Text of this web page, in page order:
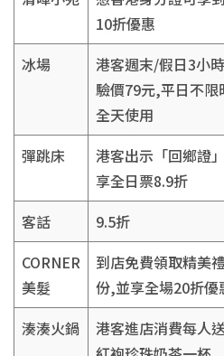
10折優惠
冰場
港客週末/假日3小
驗價79元,平日不限
全天使用
彈跳床
港客出示「回鄉證
享全日票8.9折
客話
9.5折
CORNER
美髮
到店免費領取精美
份,並享全場20折優
湊湊火鍋
港客進店消費每人